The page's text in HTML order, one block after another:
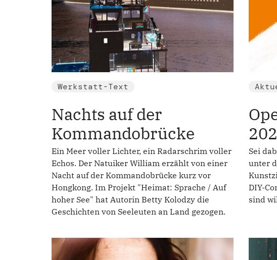
Werkstatt-Text
Nachts auf der
Kommandobrücke
Ein Meer voller Lichter, ein Radarschrim voller
Echos. Der Natuiker William erzählt von einer
Nacht auf der Kommandobrücke kurz vor
Hongkong. Im Projekt "Heimat: Sprache / Auf
hoher See" hat Autorin Betty Kolodzy die
Geschichten von Seeleuten an Land gezogen.
Sei
unter
DIY-
sind